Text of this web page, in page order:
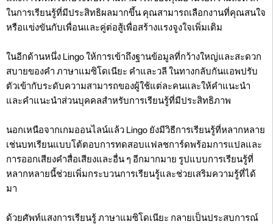
ในการเรียนรู้ที่มีประสิทธิผลมากขึ้น คุณสามารถเลือกงานที่คุณสนใจ
หรือแข่งขันกับเพื่อนและคู่ต่อสู้เพื่อสร้างแรงจูงใจเพิ่มเติม
ในอีกด้านหนึ่ง Lingo ให้การเข้าถึงฐานข้อมูลที่กว้างใหญ่และสะดวก
สบายของคำ ภาษาแมซิโดเนียะ คำและวลี ในทางกลับกันแอพปรับ
ตัวเข้ากับระดับความสามารถของผู้ใช้แต่ละคนและให้คำแนะนำ
และคำแนะนำส่วนบุคคลสำหรับการเรียนรู้ที่มีประสิทธิภาพ
นอกเหนือจากเกมออนไลน์แล้ว Lingo ยังมีวิธีการเรียนรู้ที่หลากหลาย
เช่นบทเรียนแบบโต้ตอบการทดสอบแฟลชการ์ดพร้อมการแปลและ
การออกเสียงคำสื่อเสียงและอื่น ๆ อีกมากมาย รูปแบบการเรียนรู้ที่
หลากหลายนี้ช่วยเพิ่มกระบวนการเรียนรู้และช่วยเสริมความรู้ที่ได้
มา
ด้วยศัพท์แสงการเรียนรู้ ภาษาแมซิโดเนียะ กลายเป็นประสบการณ์